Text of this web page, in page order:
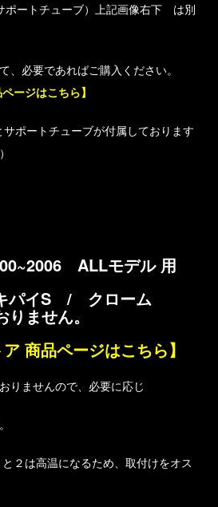
ポートチューブ）上記画像右下 は別
、必要であればご購入ください。
ージはこちら】
サポートチューブが付属しております
ALLモデル 用
パイS / クローム
ません。
商品ページはこちら】
りませんので、必要に応じ
２は高温になるため、取付けをオス